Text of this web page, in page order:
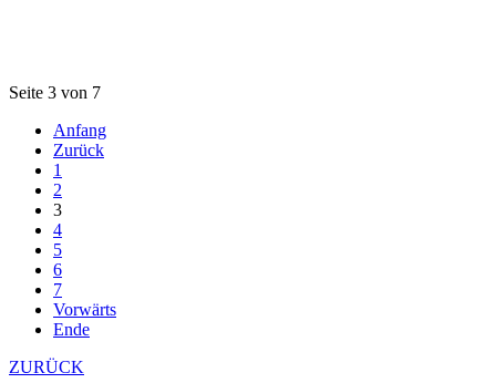
Seite 3 von 7
Anfang
Zurück
1
2
3
4
5
6
7
Vorwärts
Ende
ZURÜCK